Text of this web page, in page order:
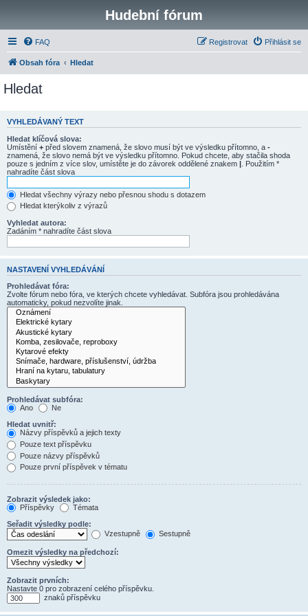
Hudební fórum
FAQ Přihlásit se
Registrovat
Obsah fóra Hledat
Hledat
VYHLEDÁVANÝ TEXT
Hledat klíčová slova:
Umístění + před slovem znamená, že slovo musí být ve výsledku přítomno, a -
znamená, že slovo nemá být ve výsledku přítomno. Pokud chcete, aby stačila shoda
pouze s jedním z více slov, umístěte je do závorek oddělené znakem | . Použitím *
nahradíte část slova
Hledat všechny výrazy nebo přesnou shodu s dotazem
Hledat kterýkoliv z výrazů
Vyhledat autora:
Zadáním * nahradíte část slova
NASTAVENÍ VYHLEDÁVÁNÍ
Prohledávat fóra:
Zvolte fórum nebo fóra, ve kterých chcete vyhledávat. Subfóra jsou prohledávána
automaticky, pokud nezvolíte jinak.
Prohledávat subfóra:
Ano
Ne
Hledat uvnitř:
Názvy příspěvků a jejich texty
Pouze text příspěvku
Pouze názvy příspěvků
Pouze první příspěvek v tématu
Zobrazit výsledek jako:
Příspěvky
Témata
Seřadit výsledky podle:
Vzestupně
Sestupně
Omezit výsledky na předchozí:
Zobrazit prvních:
Nastavte 0 pro zobrazení celého příspěvku.
znaků příspěvku